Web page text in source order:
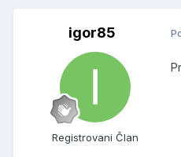
igor85
Registrovani Član